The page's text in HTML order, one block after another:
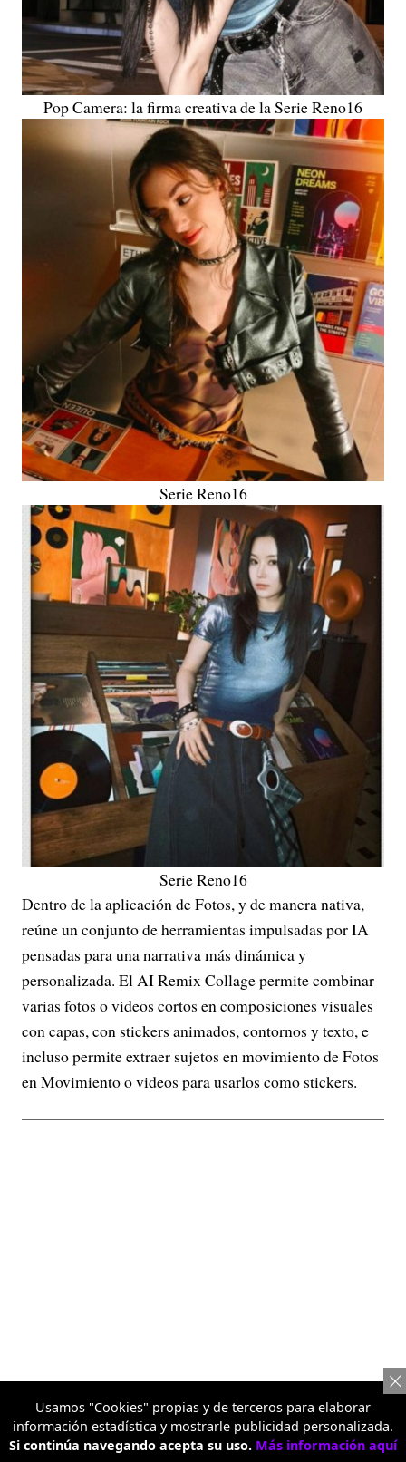
Pop Camera: la firma creativa de la Serie Reno16
Serie Reno16
Serie Reno16
Dentro de la aplicación de Fotos, y de manera nativa,
reúne un conjunto de herramientas impulsadas por IA
pensadas para una narrativa más dinámica y
personalizada. El AI Remix Collage permite combinar
varias fotos o videos cortos en composiciones visuales
con capas, con stickers animados, contornos y texto, e
incluso permite extraer sujetos en movimiento de Fotos
en Movimiento o videos para usarlos como stickers.
Pop Out 2.0 amplía aún más la flexibilidad creativa,
Usamos "Cookies" propias y de terceros para elaborar
información estadística y mostrarle publicidad personalizada.
Si continúa navegando acepta su uso. Más información aquí